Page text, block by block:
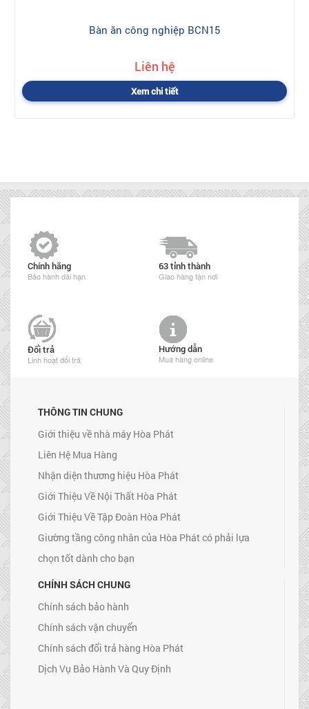
Bàn ăn công nghiệp BCN15
Liên hệ
Xem chi tiết
Chính hãng
Bảo hành dài hạn
63 tỉnh thành
Giao hàng tận nơi
Đổi trả
Linh hoạt đổi trả
Hướng dẫn
Mua hàng online
THÔNG TIN CHUNG
Giới thiệu về nhà máy Hòa Phát
Liên Hệ Mua Hàng
Nhận diện thương hiệu Hòa Phát
Giới Thiệu Về Nội Thất Hòa Phát
Giới Thiệu Về Tập Đoàn Hòa Phát
Giường tầng công nhân của Hòa Phát có phải lựa
chọn tốt dành cho bạn
CHÍNH SÁCH CHUNG
Chính sách bảo hành
Chính sách vận chuyển
Chính sách đổi trả hàng Hòa Phát
Dịch Vụ Bảo Hành Và Quy Định